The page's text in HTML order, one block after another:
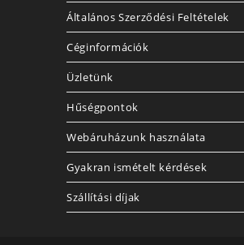
Általános Szerződési Feltételek
Céginformációk
Üzletünk
Hűségpontok
Webáruházunk használata
Gyakran ismételt kérdések
Szállítási díjak